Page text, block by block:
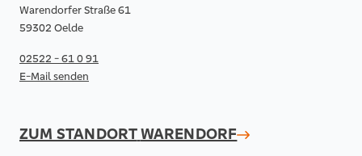
Warendorfer Straße 61
59302 Oelde
02522 - 61 0 91
E-Mail senden
ZUM STANDORTWARENDORF